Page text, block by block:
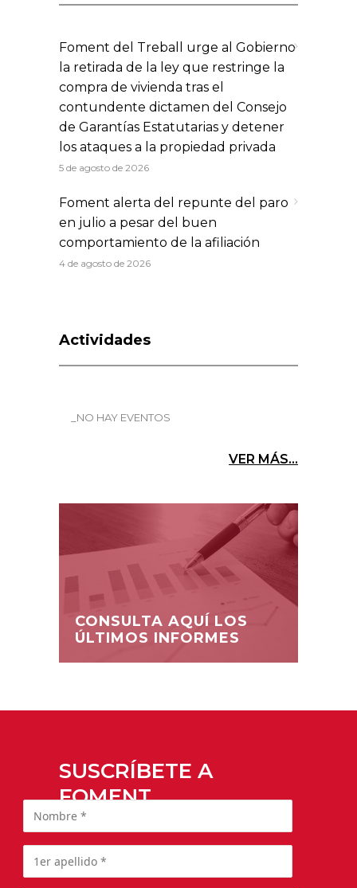
Foment del Treball urge al Gobierno
la retirada de la ley que restringe la
compra de vivienda tras el
contundente dictamen del Consejo
de Garantías Estatutarias y detener
los ataques a la propiedad privada
5 de agosto de 2026
Foment alerta del repunte del paro
en julio a pesar del buen
comportamiento de la afiliación
4 de agosto de 2026
Actividades
_NO HAY EVENTOS
VER MÁS...
CONSULTA AQUÍ LOS
ÚLTIMOS INFORMES
SUSCRÍBETE A
FOMENT